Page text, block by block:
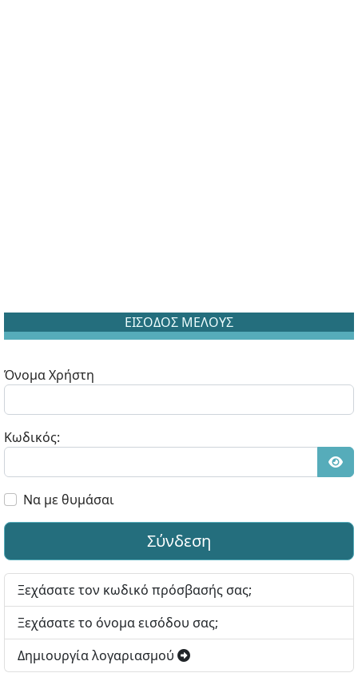
ΕΙΣΟΔΟΣ ΜΕΛΟΥΣ
Όνομα Χρήστη
Κωδικός:
Να με θυμάσαι
Σύνδεση
Ξεχάσατε τον κωδικό πρόσβασής σας;
Ξεχάσατε το όνομα εισόδου σας;
Δημιουργία λογαριασμού